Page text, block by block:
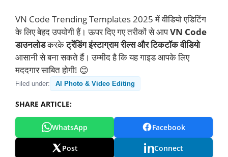
VN Code Trending Templates 2025 में वीडियो एडिटिंग
के लिए बेहद उपयोगी हैं। ऊपर दिए गए तरीकों से आपVN Code
डाउनलोडकरकेट्रेंडिंग इंस्टाग्राम रील्स और टिकटॉक वीडियो
आसानी से बना सकते हैं। उम्मीद है कि यह गाइड आपके लिए
मददगार साबित होगी! 😊
Filed under: AI Photo & Video Editing
SHARE ARTICLE:
WhatsApp Facebook
Post Connect